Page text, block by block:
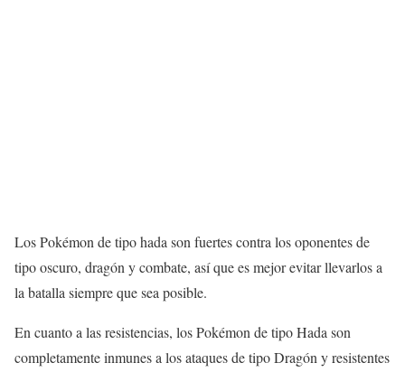
Los Pokémon de tipo hada son fuertes contra los oponentes de
tipo oscuro, dragón y combate, así que es mejor evitar llevarlos a
la batalla siempre que sea posible.
En cuanto a las resistencias, los Pokémon de tipo Hada son
completamente inmunes a los ataques de tipo Dragón y resistentes